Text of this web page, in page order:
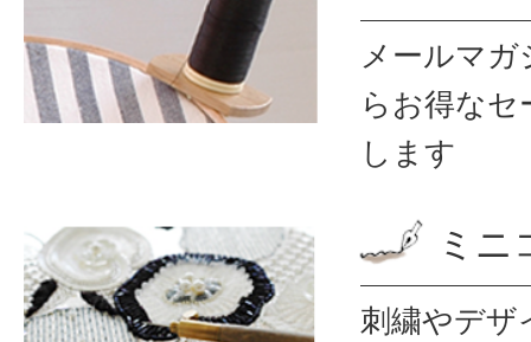
メールマ
ら お得なセ
します
ミニ
刺繍やデザ